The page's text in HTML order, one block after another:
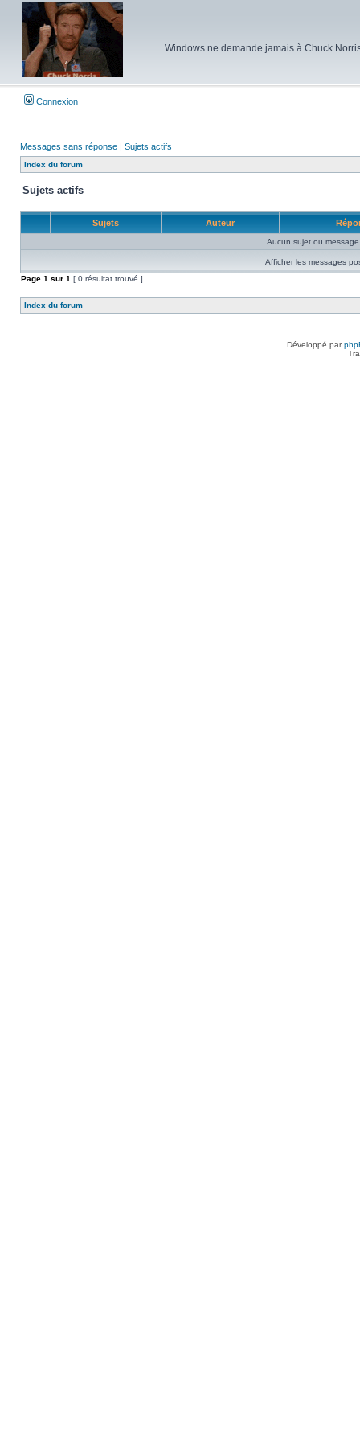
Windows ne demande jamais à Chuck
Connexion
Messages sans réponse | Sujets actifs
Index du forum
Sujets actifs
Sujets Auteur
Aucun sujet ou
Afficher les messages
Page 1 sur 1 [ 0 résultat trouvé ]
Index du forum
Développé par